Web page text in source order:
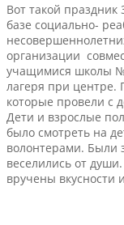
Вот такой
базе социально-
организации
учащимися школы
лагеря при центре.
которые провели с
Дети и взрослые
было смотреть на
волонтерами. Были
веселились от
вручены